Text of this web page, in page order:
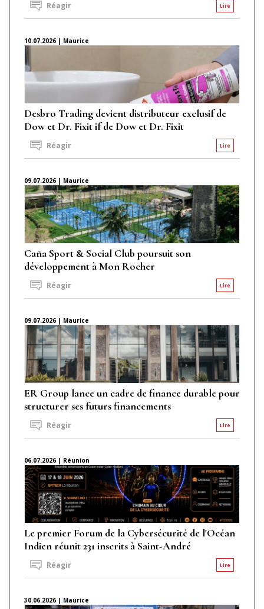
Lire
Réagir
10.07.2026 | Maurice
Desbro Trading devient distributeur exclusif de
Dow et Dr. Fixit if de Dow et Dr. Fixit
Lire
Réagir
09.07.2026 | Maurice
Caña Sport & Social Club poursuit son
développement à Mon Rocher
Lire
Réagir
09.07.2026 | Maurice
ER Group lance un cadre de finance durable pour
structurer ses futurs financements
Lire
Réagir
06.07.2026 | Réunion
Le premier Forum de la Cybersécurité de l'Océan
Indien réunit 231 inscrits à Saint-André
Lire
Réagir
30.06.2026 | Maurice